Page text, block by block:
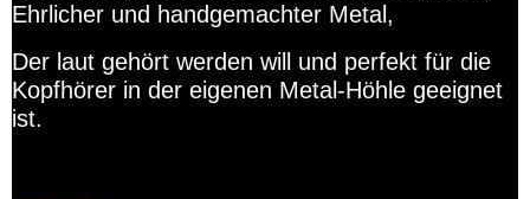
Ehrlicher und handgemachter Metal,
Der laut gehört werden will und perfekt für die
Kopfhörer in der eigenen Metal-Höhle geeignet
ist.